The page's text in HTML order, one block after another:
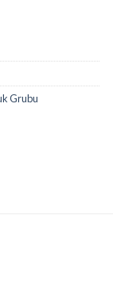
Grubu